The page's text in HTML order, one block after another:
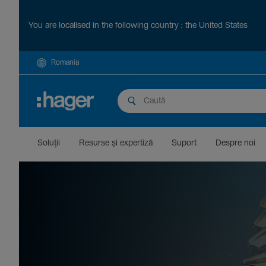
You are localised in the following country : the United States
Romania
Soluții Resurse și exper­tiză Suport Despre noi